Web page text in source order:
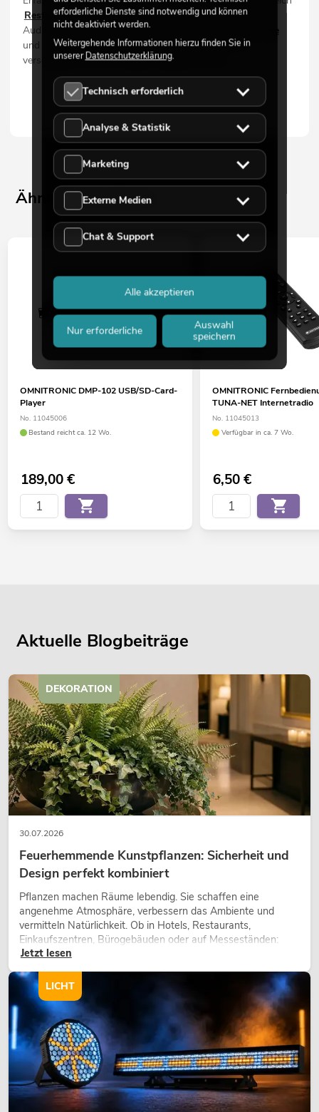
Restaurants und Gastronomiesowie über durchdachte
Audiolösungen fürKonferenz- und Besprechungsräume
und entdecken Sie, wie flexibel sich der PAA42+ in
verschiedene Raumkonzepte integrieren lässt.
Ähnliche Produkte
OMNITRONIC DMP-102 USB/SD-Card-
Player
No. 11045006
Bestand reicht ca. 12 Wo.
189,00€
OMNITRONIC
TUNA-NET Internetradio
No. 11045013
Verfügbar in ca. 7 Wo.
6,50€
Aktuelle Blogbeiträge
30.07.2026
Feuerhemmende Kunstpflanzen: Sicherheit und
Design perfekt kombiniert
Pflanzen machen Räume lebendig. Sie schaffen eine
angenehme Atmosphäre, verbessern das Ambiente und
vermitteln Natürlichkeit. Ob in Hotels, Restaurants,
Einkaufszentren, Bürogebäuden oder auf Messeständen:
eine hochwertige Begrünung gehört heute längst zum
Jetzt lesen
DEKORATION
LICHT
erforderliche Dienste sind notwendig und können
nicht deaktiviert werden.
Weitergehende Informationen hierzu finden Sie in
unsererDatenschutzerklärung.
Technisch erforderlich
Analyse & Statistik
Marketing
Externe Medien
Chat & Support
Nur erforderliche
Auswahl
speichern
Alle akzeptieren